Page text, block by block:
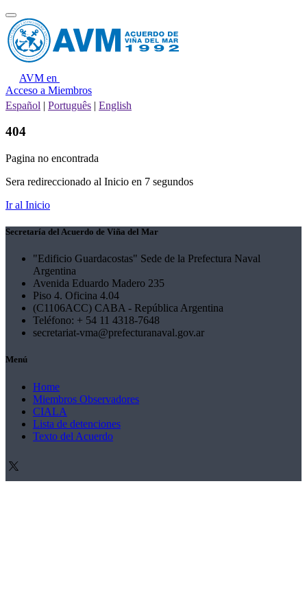
AVM en
Acceso a Miembros
Español | Português | English
404
Pagina no encontrada
Sera redireccionado al Inicio en 7 segundos
Ir al Inicio
Secretaría del Acuerdo de Viña del Mar
"Edificio Guardacostas" Sede de la Prefectura Naval
Argentina
Avenida Eduardo Madero 235
Piso 4. Oficina 4.04
(C1106ACC) CABA - República Argentina
Teléfono: + 54 11 4318-7648
secretariat-vma@prefecturanaval.gov.ar
Menú
Home
Miembros Observadores
CIALA
Lista de detenciones
Texto del Acuerdo